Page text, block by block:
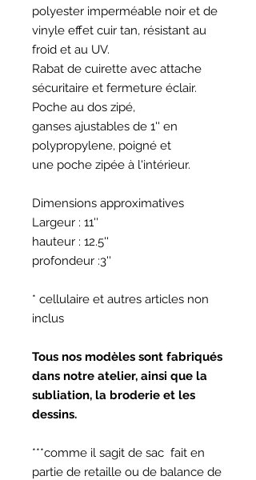
polyester imperméable noir et de
vinyle effet cuir tan, résistant au
froid et au UV.
Rabat de cuirette avec attache
sécuritaire et fermeture éclair.
Poche au dos zipé,
ganses ajustables de 1'' en
polypropylene, poigné et
une poche zipée à l'intérieur.
Dimensions approximatives
Largeur : 11''
hauteur : 12.5''
profondeur :3''
* cellulaire et autres articles non
inclus
Tous nos modèles sont fabriqués
dans notre atelier, ainsi que la
subliation, la broderie et les
dessins.
***comme il sagit de sac fait en
partie de retaille ou de balance de